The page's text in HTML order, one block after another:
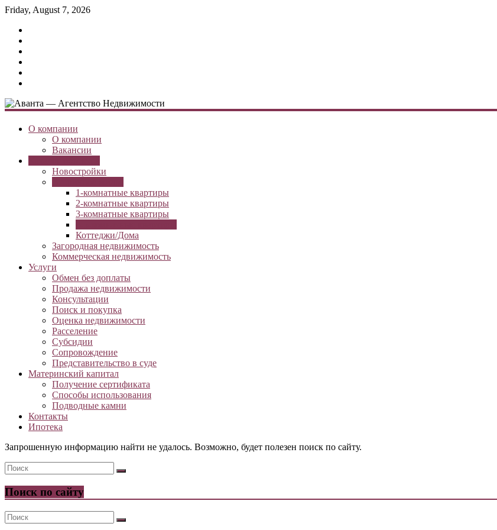
Friday, August 7, 2026
О компании
О компании
Вакансии
Новостройки
1-комнатные квартиры
2-комнатные квартиры
3-комнатные квартиры
Коттеджи/Дома
Загородная недвижимость
Коммерческая недвижимость
Услуги
Обмен без доплаты
Продажа недвижимости
Консультации
Поиск и покупка
Оценка недвижимости
Расселение
Субсидии
Сопровождение
Представительство в суде
Материнский капитал
Получение сертификата
Способы использования
Подводные камни
Контакты
Ипотека
Запрошенную информацию найти не удалось. Возможно, будет полезен поиск по сайту.
Поиск по сайту